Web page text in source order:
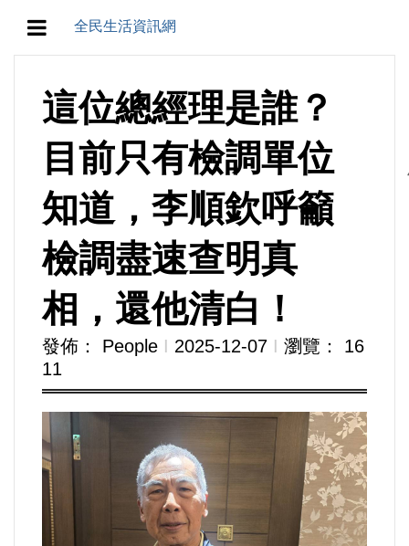
全民生活資訊網
教育/五育/五創
人生/生存/生活
產業/經濟
政治/政黨
農業/技術/肥飼料/農藥/產銷
食品/衛生/醫療/照護
兩岸/大陸
寵物/動保
這位總經理是誰？
目前只有檢調單位
知道，李順欽呼籲
檢調盡速查明真
相，還他清白！
發佈： People Ι 2025-12-07 Ι 瀏覽： 16
11